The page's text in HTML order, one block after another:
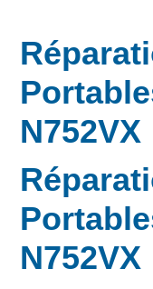
N752VX
N752VX